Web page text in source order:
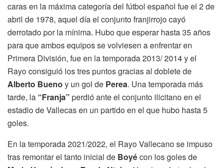
caras en la máxima categoría del fútbol español fue el 2 de
abril de 1978, aquel día el conjunto franjirrojo cayó
derrotado por la mínima. Hubo que esperar hasta 35 años
para que ambos equipos se volviesen a enfrentar en
Primera División, fue en la temporada 2013/ 2014 y el
Rayo consiguió los tres puntos gracias al doblete de
Alberto Bueno y un gol de Perea. Una temporada más
tarde, la “Franja” perdió ante el conjunto ilicitano en el
estadio de Vallecas en un partido en el que hubo hasta 5
goles.
En la temporada 2021/2022, el Rayo Vallecano se impuso
tras remontar el tanto inicial de Boyécon los goles de